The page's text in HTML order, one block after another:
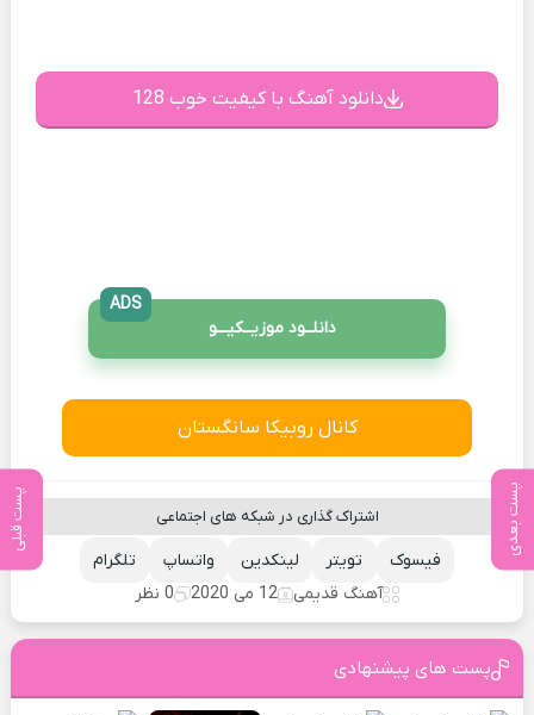
پست بعدی پست قبلی
دانلود آهنگ با کیفیت خوب 128
دانلــود موزیــکیـــو
ADS
کانال روبیکا سانگستان
اشتراک گذاری در شبکه های اجتماعی
تلگرام واتساپ لینکدین تویتر
فیسوک
آهنگ قدیمی
12 می 2020 0 نظر
پست های پیشنهادی